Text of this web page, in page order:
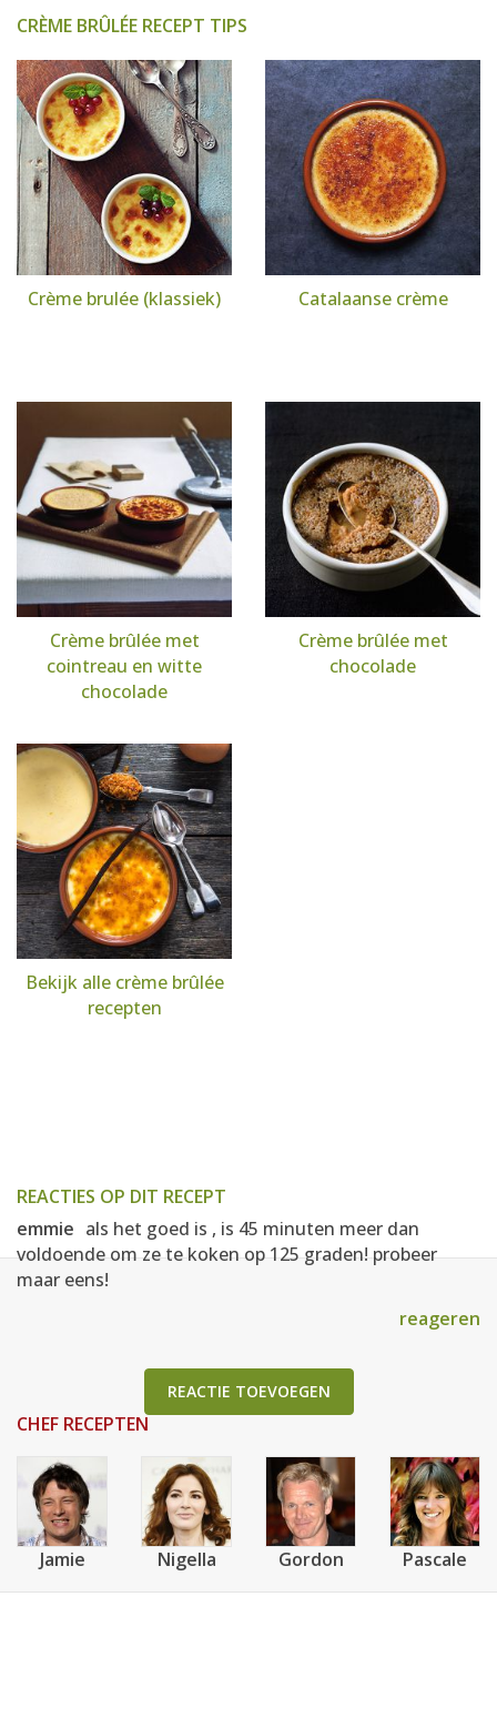
CRÈME BRÛLÉE RECEPT TIPS
Crème brulée (klassiek) Catalaanse crème
Crème brûlée met
cointreau en witte
chocolade
Crème brûlée met
chocolade
Bekijk alle crème brûlée
recepten
REACTIES OP DIT RECEPT
emmie als het goed is , is 45 minuten meer dan
voldoende om ze te koken op 125 graden! probeer
maar eens!
reageren
REACTIE TOEVOEGEN
CHEF RECEPTEN
Jamie Nigella Gordon Pascale